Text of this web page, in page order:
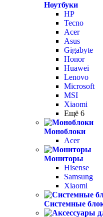
Ноутбуки
HP
Tecno
Acer
Asus
Gigabyte
Honor
Huawei
Lenovo
Microsoft
MSI
Xiaomi
Ещё 6
Моноблоки
Acer
Мониторы
Hisense
Samsung
Xiaomi
Системные